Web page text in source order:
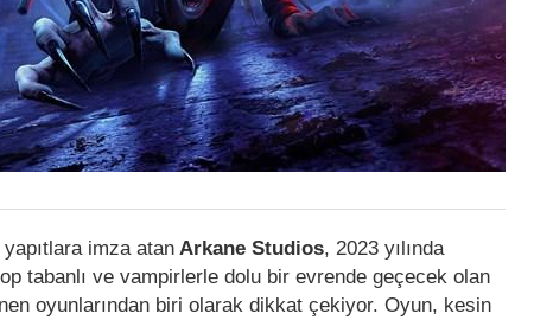
yapıtlara imza atan Arkane Studios, 2023 yılında
tabanlı ve vampirlerle dolu bir evrende geçecek olan
oyunlarından biri olarak dikkat çekiyor. Oyun, kesin